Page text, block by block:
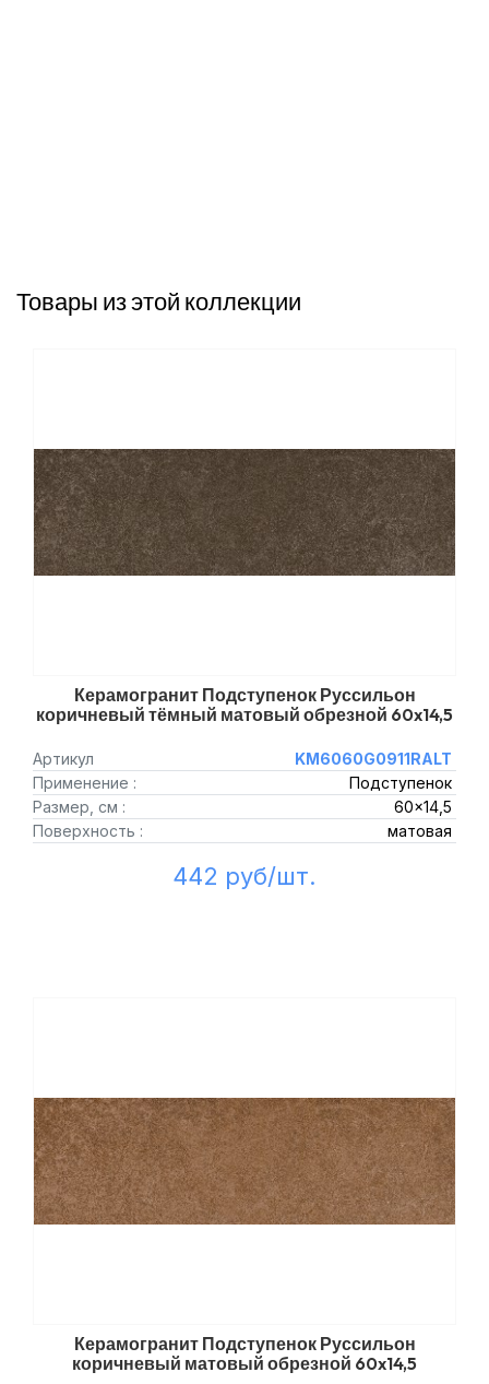
Товары из этой коллекции
Керамогранит Подступенок Руссильон
коричневый тёмный матовый обрезной 60x14,5
Артикул
KM6060G0911RALT
Применение :
Подступенок
Размер, см :
60x14,5
Поверхность :
матовая
442 руб/шт.
Керамогранит Подступенок Руссильон
коричневый матовый обрезной 60x14,5